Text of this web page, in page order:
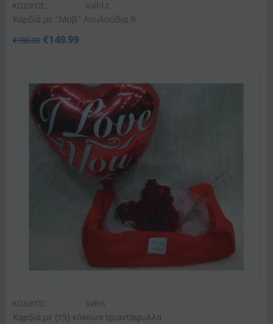
ΚΩΔΙΚΟΣ: Valh12
Καρδιά με "Μοβ" Λουλούδια !!!
€180.00 €149.99
ΚΩΔΙΚΟΣ: Valh6
Καρδιά με (15) κόκκινα τριαντάφυλλα